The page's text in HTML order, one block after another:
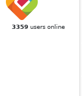
3359 users online